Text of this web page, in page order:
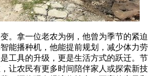
。拿一位老农为例，他曾为季节的紧迫
能播种机，他能提前规划，减少体力劳
工具的升级，更是生活方式的跃迁。节
让农民有更多时间陪伴家人或探索新技